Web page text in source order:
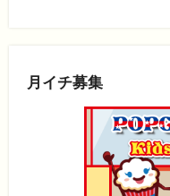
月イチ募集